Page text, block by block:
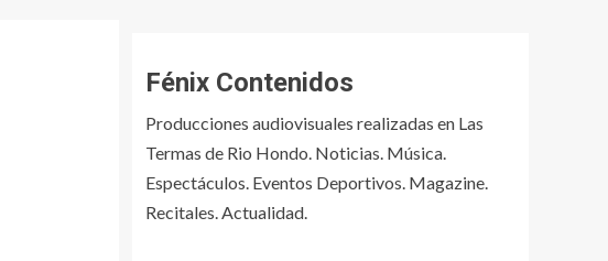
Fénix Contenidos
Producciones audiovisuales realizadas en Las
Termas de Rio Hondo. Noticias. Música.
Espectáculos. Eventos Deportivos. Magazine.
Recitales. Actualidad.